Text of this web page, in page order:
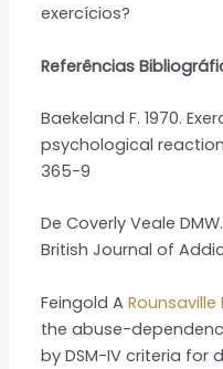
exercícios?
Referências
Baekeland F. 1970.
psychological
365-9
De Coverly Veale
British Journal of
Feingold ARounsaville
the abuse-
by DSM-IV criteria for